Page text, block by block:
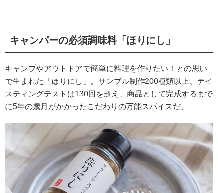
キャンパーの必須調味料「ほりにし」
キャンプやアウトドアで簡単に料理を作りたい！との思い
で生まれた「ほりにし」。サンプル制作200種類以上、テイ
スティングテストは130回を超え、商品として完成するまで
に5年の歳月がかかったこだわりの万能スパイスだ。